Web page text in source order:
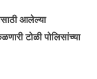
आलेल्या
टोळी पोलिसांच्या